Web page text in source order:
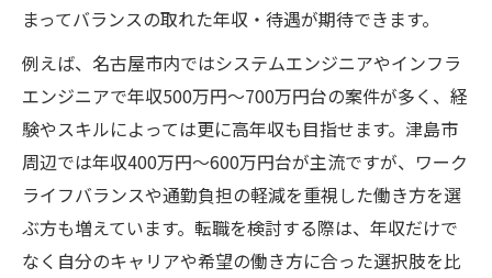
まってバランスの取れた年収・待遇が期待できます。
例えば、名古屋市内ではシステムエンジニアやインフラ
エンジニアで年収500万円～700万円台の案件が多く、経
験やスキルによっては更に高年収も目指せます。津島市
周辺では年収400万円～600万円台が主流ですが、ワーク
ライフバランスや通勤負担の軽減を重視した働き方を選
ぶ方も増えています。転職を検討する際は、年収だけで
なく自分のキャリアや希望の働き方に合った選択肢を比